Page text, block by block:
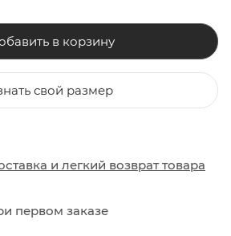
в корзину
свой размер
и легкий возврат товара
первом заказе